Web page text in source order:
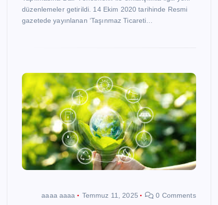
düzenlemeler getirildi. 14 Ekim 2020 tarihinde Resmi
gazetede yayınlanan ‘Taşınmaz Ticareti…
aaaa aaaa Temmuz 11, 2025 0 Comments